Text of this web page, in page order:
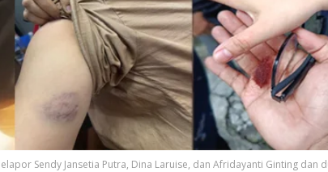
Sendy Jansetia Putra, Dina Laruise, dan Afridayanti Ginting dan
Tak Lagi
SDABMBK Medan Jemput Bola